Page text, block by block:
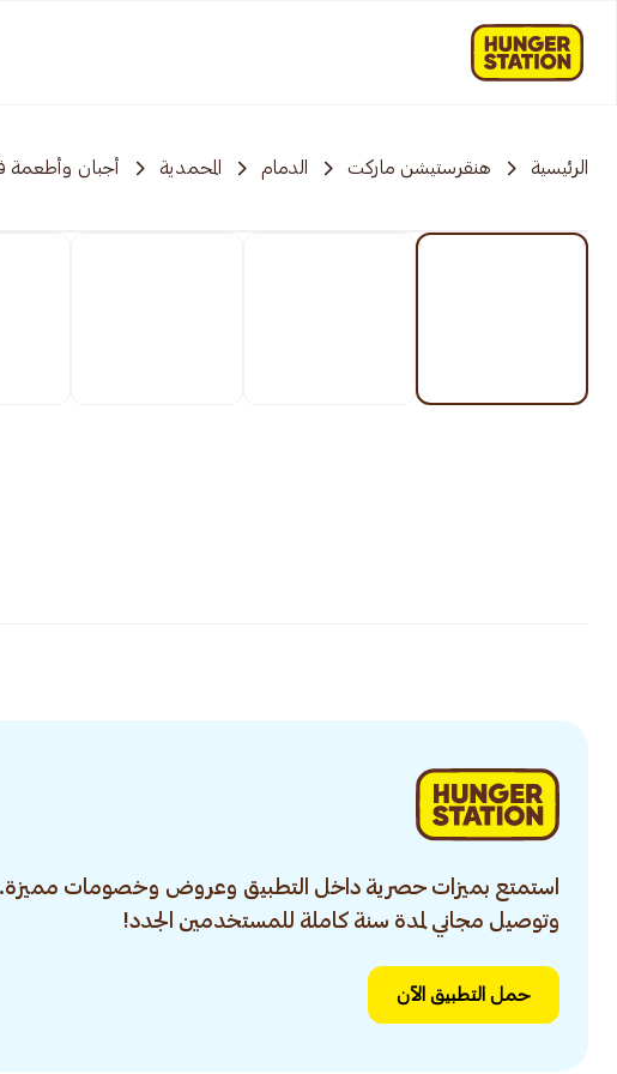
الرئيسية هنقرستيشن ماركت الدمام المحمدية أجبان وأطعمة
استمتع بميزات حصرية داخل التطبيق وعروض وخصومات مميزة.
وتوصيل مجاني لمدة سنة كاملة للمستخدمين الجدد!
حمل التطبيق الآن